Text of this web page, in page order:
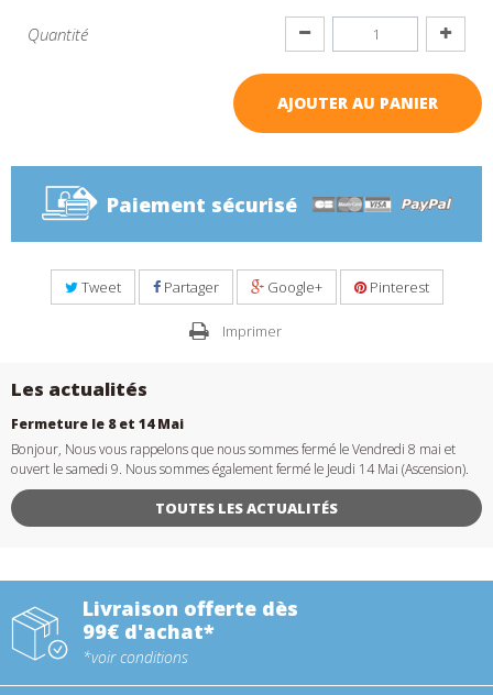
Quantité
AJOUTER AU PANIER
Paiement sécurisé
Tweet Partager Google+ Pinterest
Imprimer
Les actualités
Fermeture le 8 et 14 Mai
Bonjour, Nous vous rappelons que nous sommes fermé le Vendredi 8 mai et
ouvert le samedi 9. Nous sommes également fermé le Jeudi 14 Mai (Ascension).
TOUTES LES ACTUALITÉS
Livraison offerte dès
99€ d'achat*
*voir conditions